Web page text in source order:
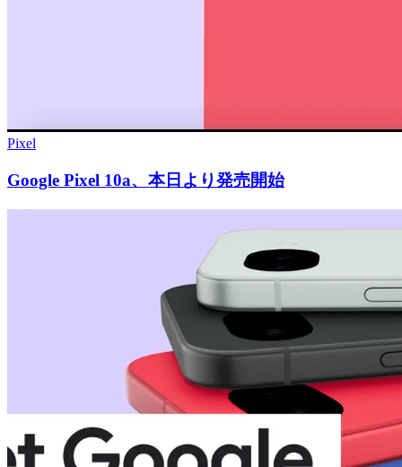
Pixel
Google Pixel 10a、本日より発売開始